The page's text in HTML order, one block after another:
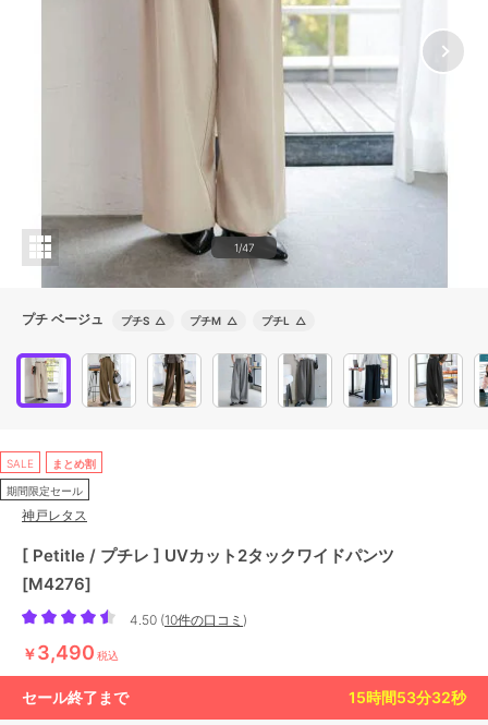
1/47
プチ ベージュ プチS △ プチM △ プチL △
SALE まとめ割
期間限定セール
神戸レタス
[ Petitle / プチレ ] UVカット2タックワイドパンツ
[M4276]
4.50 (10件の口コミ )
￥3,490 税込
セール終了まで 15時間53分30秒